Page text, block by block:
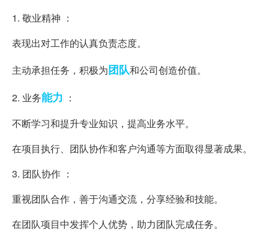
1. 敬业精神 ：
表现出对工作的认真负责态度。
主动承担任务，积极为团队和公司创造价值。
2. 业务能力 ：
不断学习和提升专业知识，提高业务水平。
在项目执行、团队协作和客户沟通等方面取得显著成果。
3. 团队协作 ：
重视团队合作，善于沟通交流，分享经验和技能。
在团队项目中发挥个人优势，助力团队完成任务。